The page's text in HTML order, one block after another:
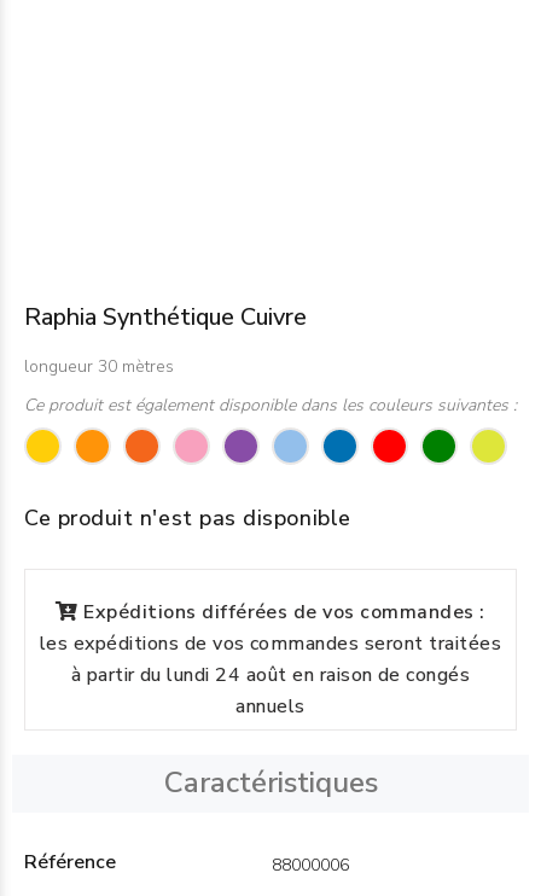
Raphia Synthétique Cuivre
longueur 30 mètres
Ce produit est également disponible dans les couleurs suivantes :
Ce produit n'est pas disponible
Expéditions différées de vos commandes :
les expéditions de vos commandes seront traitées
à partir du lundi 24 août en raison de congés
annuels
Caractéristiques
Référence 88000006